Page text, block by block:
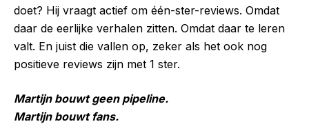
doet? Hij vraagt actief om één-ster-reviews. Omdat
daar de eerlijke verhalen zitten. Omdat daar te leren
valt. En juist die vallen op, zeker als het ook nog
positieve reviews zijn met 1 ster.
Martijn bouwt geen pipeline.
Martijn bouwt fans.